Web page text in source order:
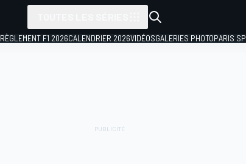
RÈGLEMENT F1 2026CALENDRIER 2026VIDÉOSGALERIES PHOTOPARIS